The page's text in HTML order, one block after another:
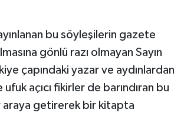
bu söyleşilerin gazete
gönlü razı olmayan Sayın
çapındaki yazar ve aydınlardan
açıcı fikirler de barındıran bu
araya getirerek bir kitapta